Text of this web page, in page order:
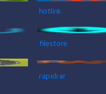
hotlink
filestore
rapidrar